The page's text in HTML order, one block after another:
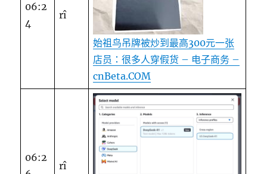
06:2
4
rî
始祖鸟吊牌被炒到最高300元一张
店员：很多人穿假货 – 电子商务 –
cnBeta.COM
06:2
rî